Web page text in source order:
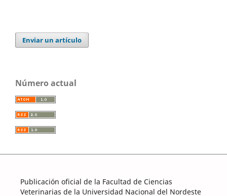
Enviar un artículo
Número actual
Publicación oficial de la Facultad de Ciencias
Veterinarias de la Universidad Nacional del Nordeste